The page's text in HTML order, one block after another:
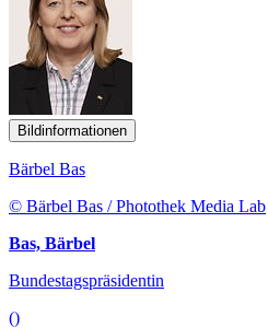
Bildinformationen
Bärbel Bas
© Bärbel Bas / Photothek Media Lab
Bas, Bärbel
Bundestagspräsidentin
()